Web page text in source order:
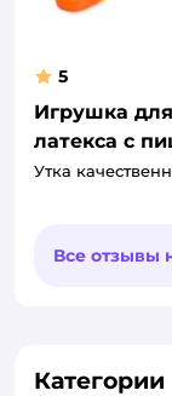
5
Игрушка
латекса с
Утка
Все отзывы
Категории